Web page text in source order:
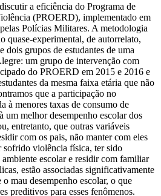
a eficiência do Programa de
(PROERD), implementado em
Polícias Militares. A metodologia
quase-experimental, de autorrelato,
dois grupos de estudantes de uma
um grupo de intervenção com
do PROERD em 2015 e 2016 e
da mesma faixa etária que não
que a participação no
à menores taxas de consumo de
um melhor desempenho escolar dos
entretanto, que outras variáveis
com os pais, não manter com eles
sofrido violência física, ter sido
escolar e residir com familiar
estão associadas significativamente
mau desempenho escolar, o que
preditivos para esses fenômenos.